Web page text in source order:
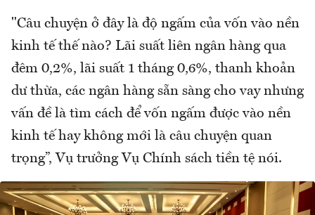
"Câu chuyện ở đây là độ ngấm của vốn vào nền
kinh tế thế nào? Lãi suất liên ngân hàng qua
đêm 0,2%, lãi suất 1 tháng 0,6%, thanh khoản
dư thừa, các ngân hàng sẵn sàng cho vay nhưng
vấn đề là tìm cách để vốn ngấm được vào nền
kinh tế hay không mới là câu chuyện quan
trọng”, Vụ trưởng Vụ Chính sách tiền tệ nói.